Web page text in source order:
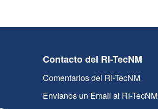
Contacto del RI-TecNM
Comentarios del RI-TecNM
Envíanos un Email al RI-TecNM